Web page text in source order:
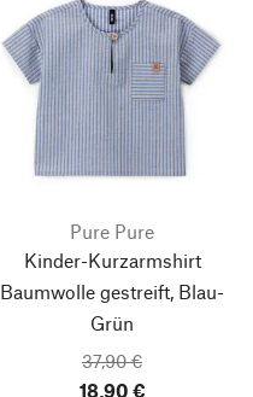
Pure Pure
Kinder-Kurzarmshirt
Baumwolle gestreift, Blau-
Grün
37,90 €
18,90 €